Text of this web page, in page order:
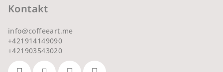
Kontakt
info@coffeeart.me
+421914149090
+421903543020